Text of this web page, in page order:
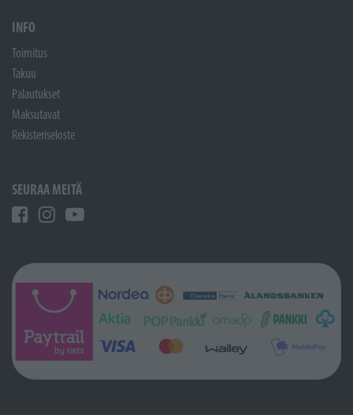
INFO
Toimitus
Takuu
Palautukset
Maksutavat
Rekisteriseloste
SEURAA MEITÄ